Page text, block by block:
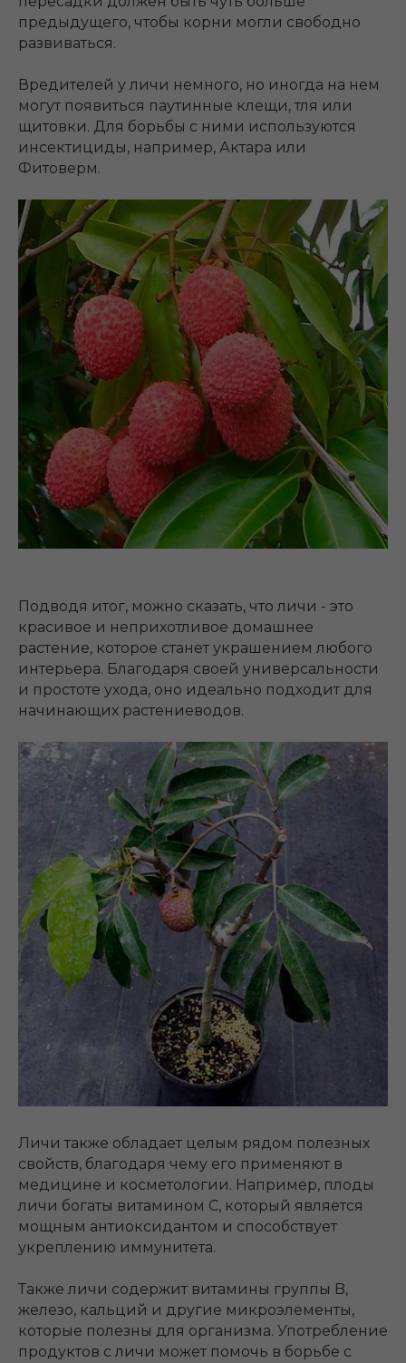
предыдущего, чтобы корни могли свободно
развиваться.
Вредителей у личи немного, но иногда на нем
могут появиться паутинные клещи, тля или
щитовки. Для борьбы с ними используются
инсектициды, например, Актара или
Фитоверм.
Подводя итог, можно сказать, что личи - это
красивое и неприхотливое домашнее
растение, которое станет украшением любого
интерьера. Благодаря своей универсальности
и простоте ухода, оно идеально подходит для
начинающих растениеводов.
Личи также обладает целым рядом полезных
свойств, благодаря чему его применяют в
медицине и косметологии. Например, плоды
личи богаты витамином C, который является
мощным антиоксидантом и способствует
укреплению иммунитета.
Также личи содержит витамины группы B,
железо, кальций и другие микроэлементы,
которые полезны для организма. Употребление
продуктов с личи может помочь в борьбе с